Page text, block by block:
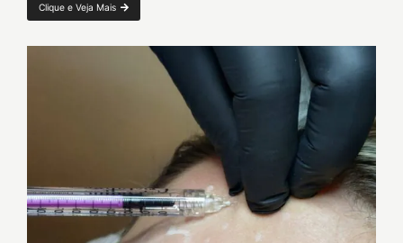
Clique e Veja Mais